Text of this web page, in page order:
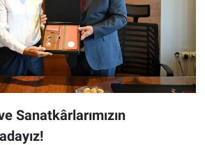
Sanatkârlarımızın